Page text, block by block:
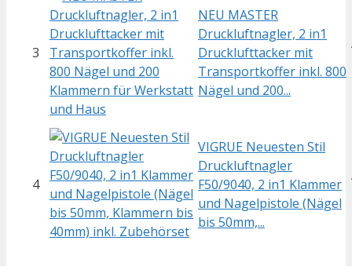
3
NEU MASTER
Druckluftnagler, 2 in1
Drucklufttacker mit
Transportkoffer inkl. 800
Nägel und 200...
4
VIGRUE Neuesten Stil
Druckluftnagler
F50/9040, 2 in1 Klammer
und Nagelpistole (Nägel
bis 50mm,...